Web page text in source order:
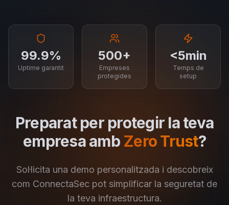
99.9%
Uptime garantit
500+
Empreses
protegides
<5min
Temps de
setup
Preparat per protegir la teva
empresa amb Zero Trust?
Sol·licita una demo personalitzada i descobreix
com ConnectaSec pot simplificar la seguretat de
la teva infraestructura.